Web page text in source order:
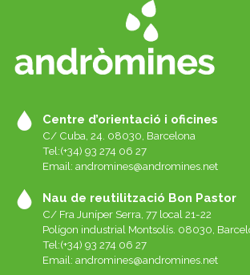
Centre d’orientació i oficines
C/ Cuba, 24. 08030, Barcelona
Tel:(+34) 93 274 06 27
Email: andromines@andromines.net
Nau de reutilització Bon Pastor
C/ Fra Juníper Serra, 77 local 21-22
Polígon industrial Montsolís. 08030,
Tel:(+34) 93 274 06 27
Email: andromines@andromines.net